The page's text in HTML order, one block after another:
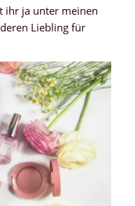
ihr ja unter meinen
Liebling für